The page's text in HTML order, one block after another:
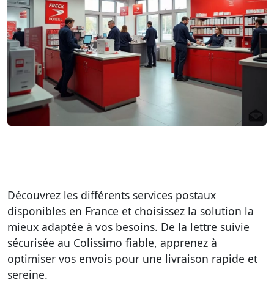
Découvrez les différents services postaux
disponibles en France et choisissez la solution la
mieux adaptée à vos besoins. De la lettre suivie
sécurisée au Colissimo fiable, apprenez à
optimiser vos envois pour une livraison rapide et
sereine.